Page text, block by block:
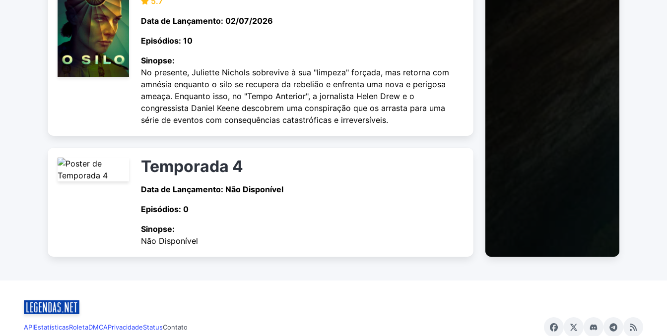
Data de Lançamento: 02/07/2026
Episódios: 10
Sinopse:
No presente, Juliette Nichols sobrevive à sua "limpeza" forçada, mas retorna com
amnésia enquanto o silo se recupera da rebelião e enfrenta uma nova e perigosa
ameaça. Enquanto isso, no "Tempo Anterior", a jornalista Helen Drew e o
congressista Daniel Keene descobrem uma conspiração que os arrasta para uma
série de eventos com consequências catastróficas e irreversíveis.
Temporada 4
Data de Lançamento: Não Disponível
Episódios: 0
Sinopse:
Não Disponível
APIEstatísticasRoletaDMCAPrivacidadeStatusContato